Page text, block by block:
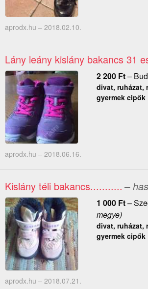
aprodx.hu – 2018.02.10.
Lány leány kislány bakancs 31
2 200 Ft–
divat, ruházat,
gyermek cipők
aprodx.hu – 2018.06.16.
Kislány téli bakancs........... –
1 000 Ft–
megye)
divat, ruházat,
gyermek cipők
aprodx.hu – 2018.07.21.